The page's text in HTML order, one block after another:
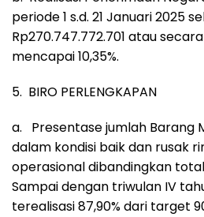
periode 1 s.d. 21 Januari 2025
Rp270.747.772.701 atau
mencapai 10,35%.
5. BIRO PERLENGKAPAN
a. Presentase jumlah Barang
dalam kondisi baik dan rusak
operasional dibandingkan
Sampai dengan triwulan IV
terealisasi 87,90% dari target